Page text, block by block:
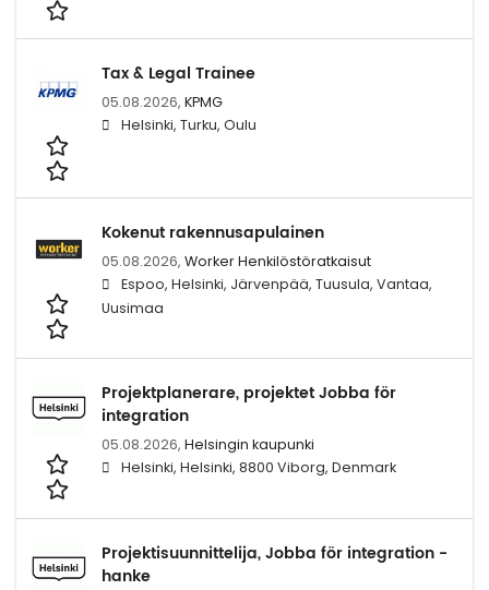
Tax & Legal Trainee
05.08.2026, KPMG
Helsinki, Turku, Oulu
Kokenut rakennusapulainen
05.08.2026, Worker Henkilöstöratkaisut
Espoo, Helsinki, Järvenpää, Tuusula, Vantaa,
Uusimaa
Projektplanerare, projektet Jobba för
integration
05.08.2026, Helsingin kaupunki
Helsinki, Helsinki, 8800 Viborg, Denmark
Projektisuunnittelija, Jobba för integration -
hanke